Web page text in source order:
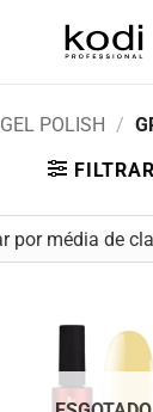
GEL POLISH /
FILTRAR